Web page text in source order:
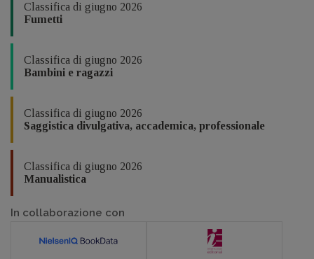
Classifica di giugno 2026
Fumetti
Classifica di giugno 2026
Bambini e ragazzi
Classifica di giugno 2026
Saggistica divulgativa, accademica, professionale
Classifica di giugno 2026
Manualistica
In collaborazione con